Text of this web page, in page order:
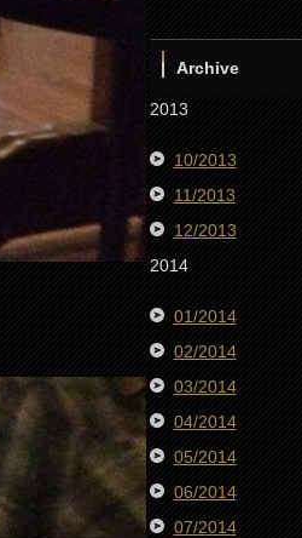
Archive
2013
10/2013
11/2013
12/2013
2014
01/2014
02/2014
03/2014
04/2014
05/2014
06/2014
07/2014